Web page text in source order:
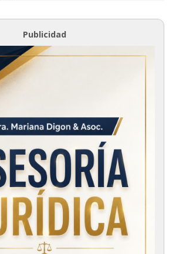
Publicidad